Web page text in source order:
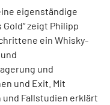
eigenständige
zeigt Philipp
ein Whisky-
und
und Exit. Mit
Fallstudien erklärt